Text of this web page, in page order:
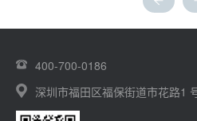
400-700-0186
深圳市福田区福保街道市花路1